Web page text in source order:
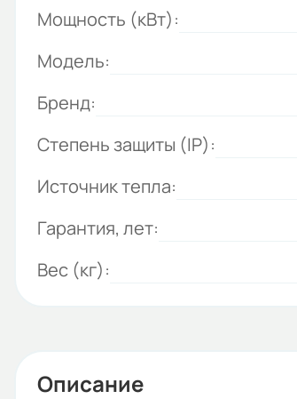
Мощность (кВт):
Модель:
Бренд:
Степень защиты (IP):
Источник тепла:
Гарантия, лет:
Вес (кг):
Описание